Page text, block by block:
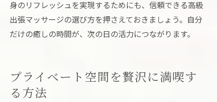
身のリフレッシュを実現するためにも、信頼できる高級
出張マッサージの選び方を押さえておきましょう。自分
だけの癒しの時間が、次の日の活力につながります。
プライベート空間を贅沢に満喫す
る方法